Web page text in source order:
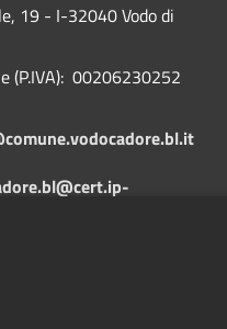
19 - I-32040 Vodo di
(P.IVA): 00206230252